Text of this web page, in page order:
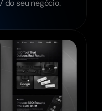
do seu negócio.